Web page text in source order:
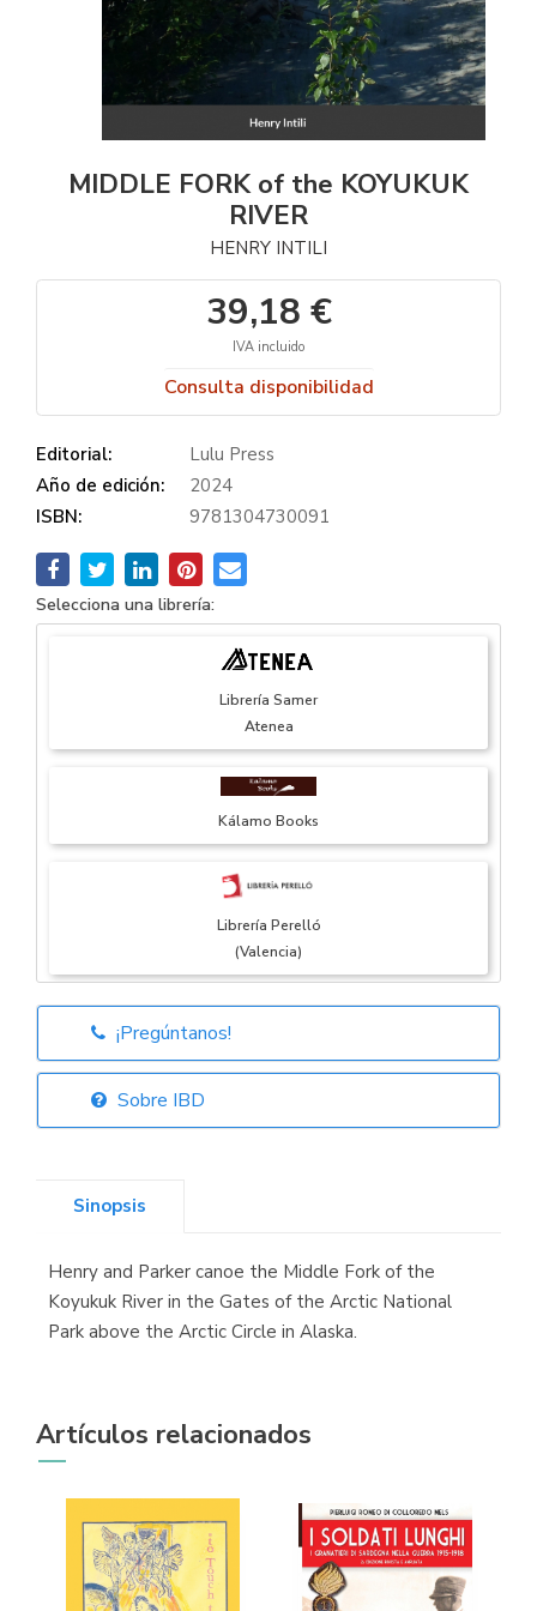
MIDDLE FORK of the KOYUKUK
RIVER
HENRY INTILI
39,18 €
IVA incluido
Consulta disponibilidad
Editorial:
Lulu Press
Año de edición:
2024
ISBN:
9781304730091
Selecciona una librería:
Librería Samer
Atenea
Kálamo Books
Librería Perelló
(Valencia)
Librería Elías
¡Pregúntanos!
Sobre IBD
Sinopsis
Henry and Parker canoe the Middle Fork of the
Koyukuk River in the Gates of the Arctic National
Park above the Arctic Circle in Alaska.
Artículos relacionados